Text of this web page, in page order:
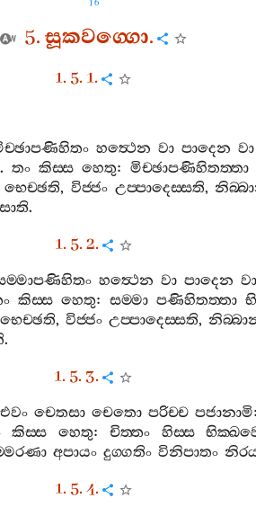
16
5.සූකවග‍්ගො.
1. 5. 1.
හත්‍ථෙන වා පාදෙන වා
.තං කිස‍්ස හෙතු: මිච‍්ඡාපණිහිතත‍්තා
භෙච‍්ඡති, විජ‍්ජං උප‍්පාදෙස‍්සති,
.
1. 5. 2.
හත්‍ථෙන වා පාදෙන වා
කිස‍්ස හෙතු: සම‍්මා පණිහිතත‍්තා
භෙච‍්ඡති, විජ‍්ජං උප‍්පාදෙස‍්සති,
.
1. 5. 3.
එවං චෙතසා චෙතො පරිච‍්ච පජානාමි
කිස‍්ස හෙතු:චිත‍්තං හිස‍්ස
අපායං දුග‍්ගතිං විනිපාතං
1. 5. 4.